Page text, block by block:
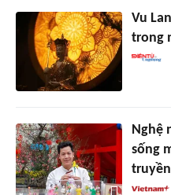
Vu
trong
Nghệ
sống